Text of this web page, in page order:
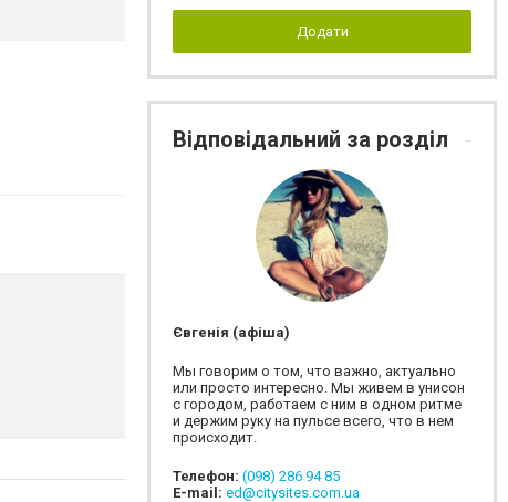
Додати
Відповідальний за розділ
Євгенія (афіша)
Мы говорим о том, что важно, актуально
или просто интересно. Мы живем в унисон
с городом, работаем с ним в одном ритме
и держим руку на пульсе всего, что в нем
происходит.
Телефон: (098) 286 94 85
E-mail: ed@citysites.com.ua